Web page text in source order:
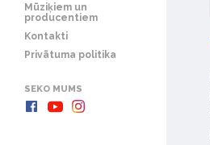
Mūziķiem un
producentiem
Kontakti
Privātuma politika
SEKO MUMS